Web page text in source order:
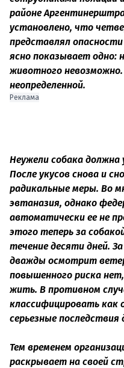
районе
установлено, что
представлял
ясно показывает одно:
животного
неопределенной.
Реклама
Неужели собака должна
После укусов снова и
радикальные меры. Во
эвтаназия, однако
автоматически ее не
этого теперь за
течение десяти дней.
дважды осмотрит
повышенного риска
жить. В противном
классифицировать как
серьезные последствия
Тем временем
раскрывает на своей